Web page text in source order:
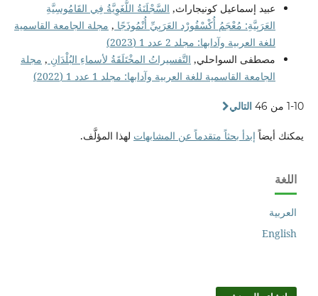
عبيد إسماعيل كونيجاراث, السَّجْلَنَةُ اللُّغَوِيَّةُ فِي القَامُوسِيَّةِ
العَرَبِيَّةِ: مُعْجَمُ أُكْسْفُورْد العَرَبِيِّ أُنْمُوذَجًا , مجلة الجامعة القاسمية
للغة العربية وآدابها: مجلد 2 عدد 1 (2023)
مصطفى السواحلي, التَّفسيراتُ المخْتَلَقَةُ لأسماءِ البُلْدَانِ , مجلة
الجامعة القاسمية للغة العربية وآدابها: مجلد 1 عدد 1 (2022)
1-10 من 46 التالي
يمكنك أيضاً إبدأ بحثاً متقدماً عن المشابهات لهذا المؤلَّف.
اللغة
العربية
English